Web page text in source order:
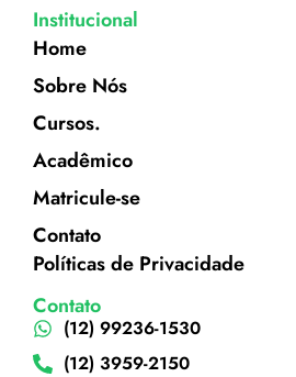
Institucional
Home
Sobre Nós
Cursos.
Acadêmico
Matricule-se
Contato
Políticas de Privacidade
Contato
(12) 99236-1530
(12) 3959-2150